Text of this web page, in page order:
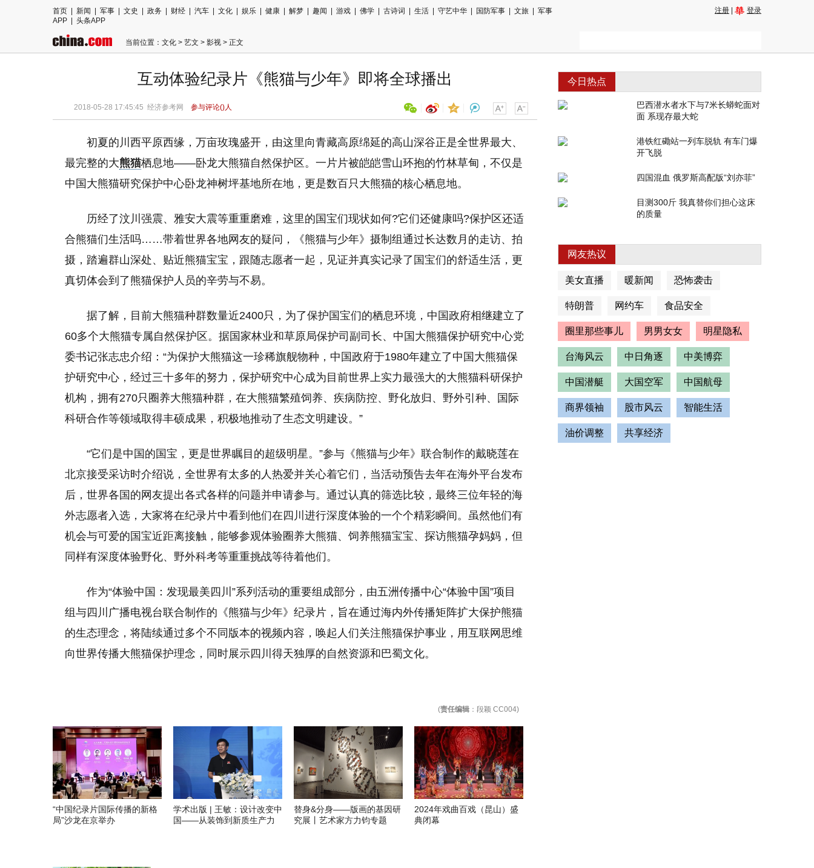
首页 新闻 军事 文史 政务 财经 汽车 文化 娱乐 健康 解梦 趣闻 游戏 佛学 古诗词 生活 守艺中华 国防军事 文旅
军事
APP
头条APP
注册 登录
当前位置： 文化 > 艺文 > 影视 > 正文
互动体验纪录片《熊猫与少年》即将全球播出
用微信扫描二维码
分享至好友和朋友圈
2018-05-28 17:45:45 经济参考网 参与评论()人
初夏的川西平原西缘，万亩玫瑰盛开，由这里向青藏高原绵延的高山深谷正是全世界最大、
最完整的大熊猫栖息地——卧龙大熊猫自然保护区。一片片被皑皑雪山环抱的竹林草甸，不仅是
中国大熊猫研究保护中心卧龙神树坪基地所在地，更是数百只大熊猫的核心栖息地。
历经了汶川强震、雅安大震等重重磨难，这里的国宝们现状如何?它们还健康吗?保护区还适
合熊猫们生活吗……带着世界各地网友的疑问，《熊猫与少年》摄制组通过长达数月的走访、拍
摄，踏遍群山深处、贴近熊猫宝宝，跟随志愿者一起，见证并真实记录了国宝们的舒适生活，更
真切体会到了熊猫保护人员的辛劳与不易。
据了解，目前大熊猫种群数量近2400只，为了保护国宝们的栖息环境，中国政府相继建立了
60多个大熊猫专属自然保护区。据国家林业和草原局保护司副司长、中国大熊猫保护研究中心党
委书记张志忠介绍：“为保护大熊猫这一珍稀旗舰物种，中国政府于1980年建立了中国大熊猫保
护研究中心，经过三十多年的努力，保护研究中心成为目前世界上实力最强大的大熊猫科研保护
机构，拥有270只圈养大熊猫种群，在大熊猫繁殖饲养、疾病防控、野化放归、野外引种、国际
科研合作等领域取得丰硕成果，积极地推动了生态文明建设。”
“它们是中国的国宝，更是世界瞩目的超级明星。”参与《熊猫与少年》联合制作的戴晓莲在
北京接受采访时介绍说，全世界有太多的人热爱并关心着它们，当活动预告去年在海外平台发布
后，世界各国的网友提出各式各样的问题并申请参与。通过认真的筛选比较，最终三位年轻的海
外志愿者入选，大家将在纪录片中看到他们在四川进行深度体验的一个个精彩瞬间。虽然他们有
机会与可爱的国宝近距离接触，能够参观体验圈养大熊猫、饲养熊猫宝宝、探访熊猫孕妈妈，但
同样有深度体验野化、野外科考等重重挑战等待着他们。
作为“体验中国：发现最美四川”系列活动的重要组成部分，由五洲传播中心“体验中国”项目
组与四川广播电视台联合制作的《熊猫与少年》纪录片，旨在通过海内外传播矩阵扩大保护熊猫
的生态理念，将陆续通过多个不同版本的视频内容，唤起人们关注熊猫保护事业，用互联网思维
向世界传播大熊猫保护理念，同时展示四川得天独厚的自然资源和巴蜀文化。
(责任编辑 ：段颖 CC004)
“中国纪录片国际传播的新格
局”沙龙在京举办
学术出版 | 王敏：设计改变中
国——从装饰到新质生产力
替身&分身——版画的基因研
究展丨艺术家方力钧专题
2024年戏曲百戏（昆山）盛
典闭幕
今日热点
巴西潜水者水下与7米长蟒蛇面对
面 系现存最大蛇
港铁红磡站一列车脱轨 有车门爆
开飞脱
四国混血 俄罗斯高配版“刘亦菲”
目测300斤 我真替你们担心这床
的质量
网友热议
美女直播 暖新闻 恐怖袭击
特朗普 网约车 食品安全
圈里那些事儿 男男女女 明星隐私
台海风云 中日角逐 中美博弈
中国潜艇 大国空军 中国航母
商界领袖 股市风云 智能生活
油价调整 共享经济